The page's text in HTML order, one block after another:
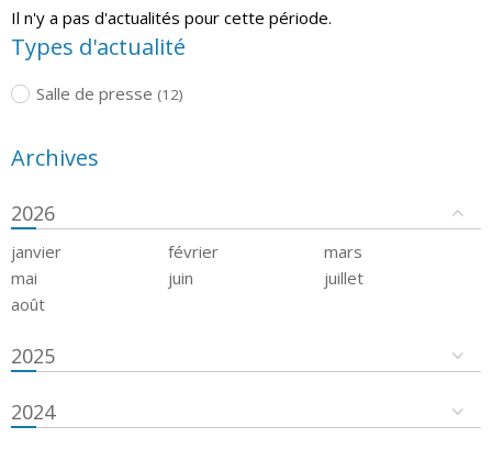
Il n'y a pas d'actualités pour cette période.
Types d'actualité
Salle de presse (12)
Archives
2026
janvier février
mars
mai
juin
juillet
août
2025
2024